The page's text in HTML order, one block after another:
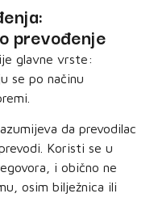
prevođenje
glavne vrste:
se po načinu
da prevodilac
Koristi se u
i obično ne
osim bilježnica ili